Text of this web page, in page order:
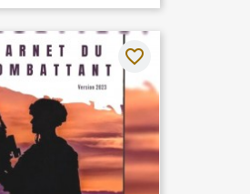
favorite_border